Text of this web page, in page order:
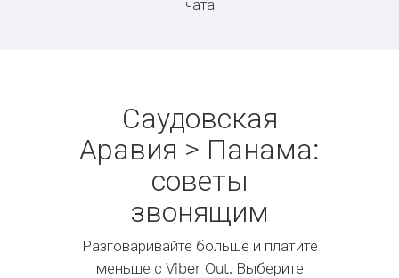
чата
Саудовская
Аравия > Панама:
советы
звонящим
Разговаривайте больше и платите
меньше с Viber Out. Выберите